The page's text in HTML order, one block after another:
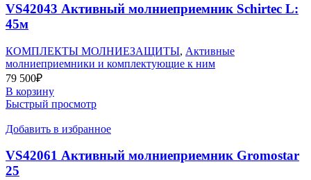
VS42043 Активный молниеприемник Schirtec L:
45м
КОМПЛЕКТЫ МОЛНИЕЗАЩИТЫ, Активные
молниеприемники и комплектующие к ним
79 500₽
В корзину
Быстрый просмотр
Добавить в избранное
VS42061 Активный молниеприемник Gromostar
25